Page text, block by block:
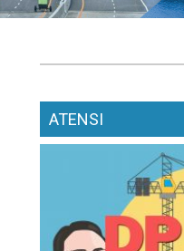
ATENSI